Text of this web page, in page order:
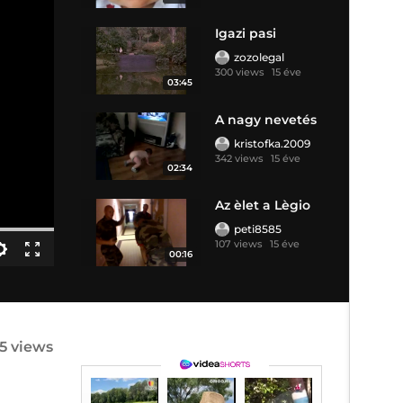
03:45
Igazi pasi
zozolegal
300 views 15 éve
02:34
A nagy nevetés
kristofka.2009
342 views 15 éve
00:16
Az èlet a Lègio
peti8585
107 views 15 éve
views